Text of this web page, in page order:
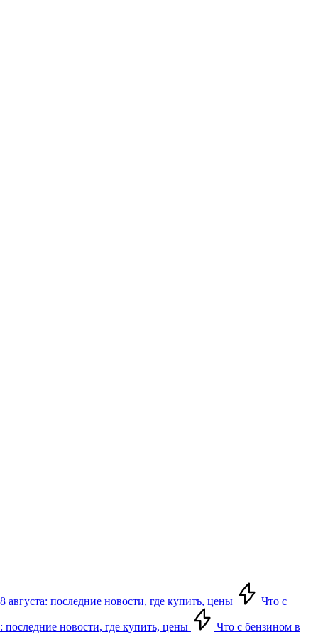
последние новости, где купить, цены Что с
новости, где купить, цены Что с бензином в